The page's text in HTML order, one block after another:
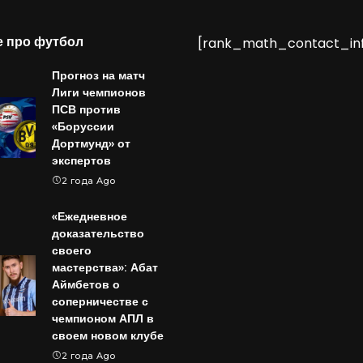
про футбол
Прогноз на матч
Лиги чемпионов
ПСВ против
«Боруссии
Дортмунд» от
экспертов
2 года Ago
«Ежедневное
доказательство
своего
мастерства»: Абат
Аймбетов о
соперничестве с
чемпионом АПЛ в
своем новом клубе
2 года Ago